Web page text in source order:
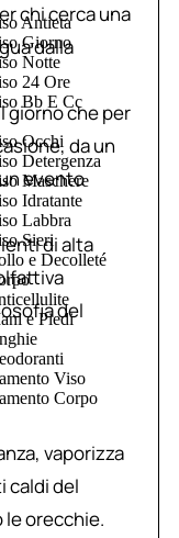
Antieta
Giorno
Notte
24 Ore
Bb E Cc
Occhi
Detergenza
Maschere
Idratante
Labbra
Sieri
e Decolleté
e Piedi
Viso
Corpo
chi cerca una
dalla
giorno che per
da un
evento
di alta
del
vaporizza
caldi del
le orecchie.